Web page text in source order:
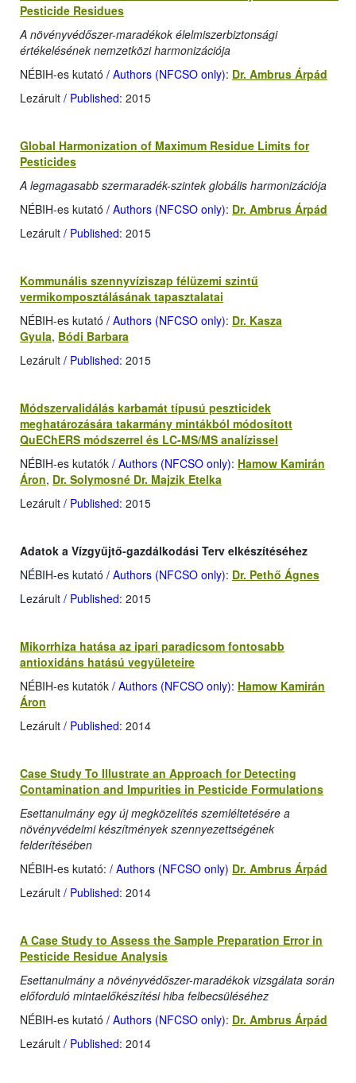
Pesticide Residues
A növényvédőszer-maradékok élelmiszerbiztonsági
értékelésének nemzetközi harmonizációja
NÉBIH-es kutató / Authors (NFCSO only): Dr. Ambrus Árpád
Lezárult / Published: 2015
Global Harmonization of Maximum Residue Limits for
Pesticides
A legmagasabb szermaradék-szintek globális harmonizációja
NÉBIH-es kutató / Authors (NFCSO only): Dr. Ambrus Árpád
Lezárult / Published: 2015
Kommunális szennyvíziszap félüzemi szintű
vermikomposztálásának tapasztalatai
NÉBIH-es kutató / Authors (NFCSO only): Dr. Kasza
Gyula, Bódi Barbara
Lezárult / Published: 2015
Módszervalidálás karbamát típusú peszticidek
meghatározására takarmány mintákból módosított
QuEChERS módszerrel és LC-MS/MS analízissel
NÉBIH-es kutatók / Authors (NFCSO only): Hamow Kamirán
Áron, Dr. Solymosné Dr. Majzik Etelka
Lezárult / Published: 2015
Adatok a Vízgyűjtő-gazdálkodási Terv elkészítéséhez
NÉBIH-es kutató / Authors (NFCSO only): Dr. Pethő Ágnes
Lezárult / Published: 2015
Mikorrhiza hatása az ipari paradicsom fontosabb
antioxidáns hatású vegyületeire
NÉBIH-es kutatók / Authors (NFCSO only): Hamow Kamirán
Áron
Lezárult / Published: 2014
Case Study To Illustrate an Approach for Detecting
Contamination and Impurities in Pesticide Formulations
Esettanulmány egy új megközelítés szemléltetésére a
növényvédelmi készítmények szennyezettségének
felderítésében
NÉBIH-es kutató: / Authors (NFCSO only) Dr. Ambrus Árpád
Lezárult / Published: 2014
A Case Study to Assess the Sample Preparation Error in
Pesticide Residue Analysis
Esettanulmány a növényvédőszer-maradékok vizsgálata során
előforduló mintaelőkészítési hiba felbecsüléséhez
NÉBIH-es kutató / Authors (NFCSO only): Dr. Ambrus Árpád
Lezárult / Published: 2014